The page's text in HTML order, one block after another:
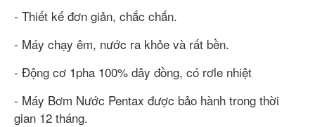
- Thiết kế đơn giản, chắc chắn.
- Máy chạy êm, nước ra khỏe và rất bền.
- Động cơ 1pha 100% dây đồng, có rơle nhiệt
- Máy Bơm Nước Pentax được bảo hành trong thời
gian 12 tháng.